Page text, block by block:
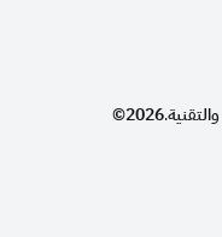
opens in
.
2026©